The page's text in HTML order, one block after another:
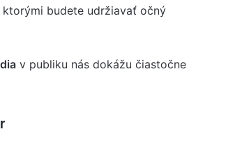
budete udržiavať očný
v publiku nás dokážu čiastočne